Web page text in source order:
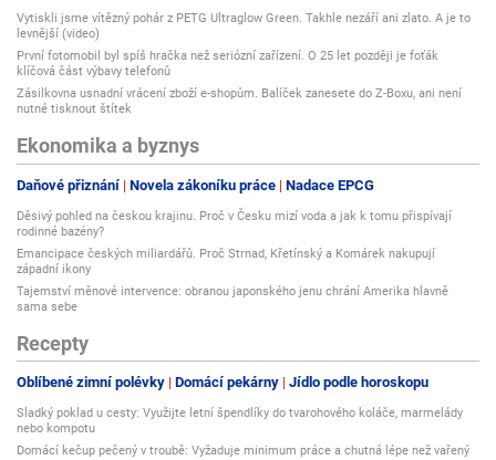
Vytiskli jsme vítězný pohár z PETG Ultraglow Green. Takhle nezáří ani zlato. A je to
levnější (video)
První fotomobil byl spíš hračka než seriózní zařízení. O 25 let později je foťák
klíčová část výbavy telefonů
Zásilkovna usnadní vrácení zboží e-shopům. Balíček zanesete do Z-Boxu, ani není
nutné tisknout štítek
Ekonomika a byznys
Daňové přiznání Novela zákoníku práce Nadace EPCG
Děsivý pohled na českou krajinu. Proč v Česku mizí voda a jak k tomu přispívají
rodinné bazény?
Emancipace českých miliardářů. Proč Strnad, Křetínský a Komárek nakupují
západní ikony
Tajemství měnové intervence: obranou japonského jenu chrání Amerika hlavně
sama sebe
Recepty
Oblíbené zimní polévky Domácí pekárny Jídlo podle horoskopu
Sladký poklad u cesty: Využijte letní špendlíky do tvarohového koláče, marmelády
nebo kompotu
Domácí kečup pečený v troubě: Vyžaduje minimum práce a chutná lépe než vařený